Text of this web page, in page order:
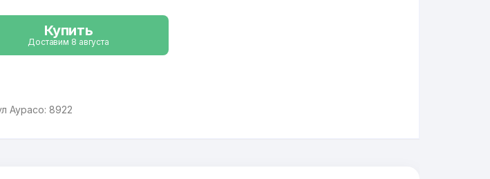
Купить
Доставим 8 августа
Аурасо: 8922